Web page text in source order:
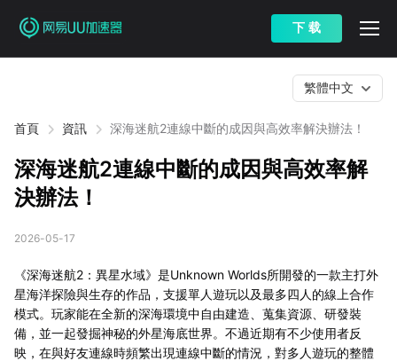
下 载
首頁 資訊 深海迷航2連線中斷的成因與高效率解決辦法！
繁體中文
深海迷航2連線中斷的成因與高效率解
決辦法！
2026-05-17
《深海迷航2：異星水域》是Unknown Worlds所開發的一款主打外
星海洋探險與生存的作品，支援單人遊玩以及最多四人的線上合作
模式。玩家能在全新的深海環境中自由建造、蒐集資源、研發裝
備，並一起發掘神秘的外星海底世界。不過近期有不少使用者反
映，在與好友連線時頻繁出現連線中斷的情況，對多人遊玩的整體